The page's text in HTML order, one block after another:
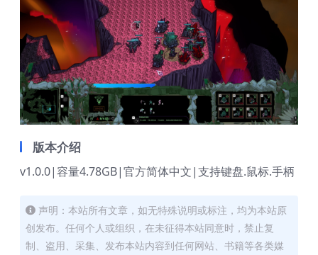
版本介绍
v1.0.0|容量4.78GB|官方简体中文|支持键盘.鼠标.手柄
声明：本站所有文章，如无特殊说明或标注，均为本站原
创发布。任何个人或组织，在未征得本站同意时，禁止复
制、盗用、采集、发布本站内容到任何网站、书籍等各类媒